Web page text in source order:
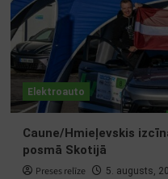
Elektroauto
Caune/Hmieļevskis
posmā Skotijā
Preses relīze 5. augusts,